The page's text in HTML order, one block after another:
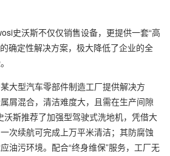
史沃斯不仅仅销售设备，更提供一套“高
确定性解决方案，极大降低了企业的全
型汽车零部件制造工厂提供解决方
屑混合，清洁难度大，且需在生产间隙
沃斯推荐了加强型驾驶式洗地机，凭借大
次续航可完成上万平米清洁；其防腐蚀
油污环境。配合“终身维保”服务，工厂无